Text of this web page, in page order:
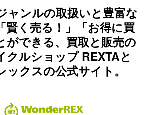
ャンルの取扱いと豊富な
賢く売る！」「お得に買
ができる、買取と販売の
クルショップ REXTAと
ックスの公式サイト。